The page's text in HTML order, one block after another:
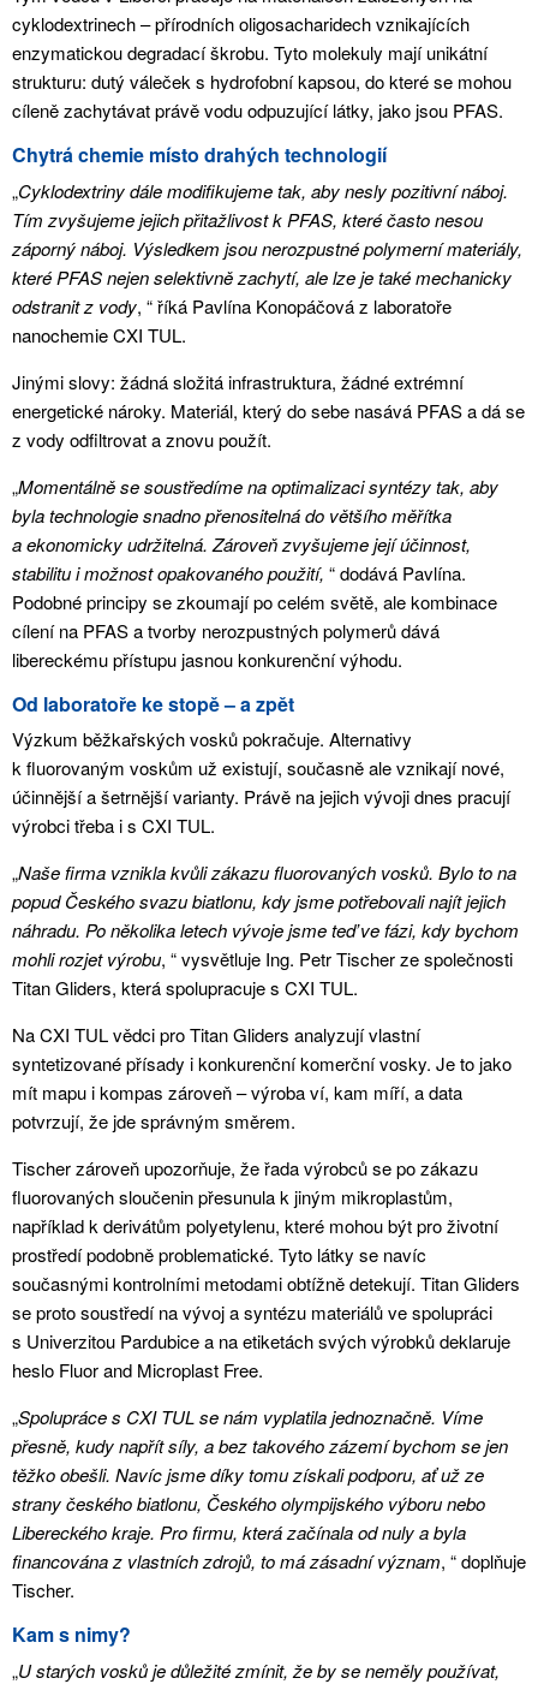
cyklodextrinech – přírodních oligosacharidech vznikajících
enzymatickou degradací škrobu. Tyto molekuly mají unikátní
strukturu: dutý váleček s hydrofobní kapsou, do které se mohou
cíleně zachytávat právě vodu odpuzující látky, jako jsou PFAS.
Chytrá chemie místo drahých technologií
„Cyklodextriny dále modifikujeme tak, aby nesly pozitivní náboj.
Tím zvyšujeme jejich přitažlivost k PFAS, které často nesou
záporný náboj. Výsledkem jsou nerozpustné polymerní materiály,
které PFAS nejen selektivně zachytí, ale lze je také mechanicky
odstranit z vody, “ říká Pavlína Konopáčová z laboratoře
nanochemie CXI TUL.
Jinými slovy: žádná složitá infrastruktura, žádné extrémní
energetické nároky. Materiál, který do sebe nasává PFAS a dá se
z vody odfiltrovat a znovu použít.
„Momentálně se soustředíme na optimalizaci syntézy tak, aby
byla technologie snadno přenositelná do většího měřítka
a ekonomicky udržitelná. Zároveň zvyšujeme její účinnost,
stabilitu i možnost opakovaného použití, “ dodává Pavlína.
Podobné principy se zkoumají po celém světě, ale kombinace
cílení na PFAS a tvorby nerozpustných polymerů dává
libereckému přístupu jasnou konkurenční výhodu.
Od laboratoře ke stopě – a zpět
Výzkum běžkařských vosků pokračuje. Alternativy
k fluorovaným voskům už existují, současně ale vznikají nové,
účinnější a šetrnější varianty. Právě na jejich vývoji dnes pracují
výrobci třeba i s CXI TUL.
„Naše firma vznikla kvůli zákazu fluorovaných vosků. Bylo to na
popud Českého svazu biatlonu, kdy jsme potřebovali najít jejich
náhradu. Po několika letech vývoje jsme teď ve fázi, kdy bychom
mohli rozjet výrobu, “ vysvětluje Ing. Petr Tischer ze společnosti
Titan Gliders, která spolupracuje s CXI TUL.
Na CXI TUL vědci pro Titan Gliders analyzují vlastní
syntetizované přísady i konkurenční komerční vosky. Je to jako
mít mapu i kompas zároveň – výroba ví, kam míří, a data
potvrzují, že jde správným směrem.
Tischer zároveň upozorňuje, že řada výrobců se po zákazu
fluorovaných sloučenin přesunula k jiným mikroplastům,
například k derivátům polyetylenu, které mohou být pro životní
prostředí podobně problematické. Tyto látky se navíc
současnými kontrolními metodami obtížně detekují. Titan Gliders
se proto soustředí na vývoj a syntézu materiálů ve spolupráci
s Univerzitou Pardubice a na etiketách svých výrobků deklaruje
heslo Fluor and Microplast Free.
„Spolupráce s CXI TUL se nám vyplatila jednoznačně. Víme
přesně, kudy napřít síly, a bez takového zázemí bychom se jen
těžko obešli. Navíc jsme díky tomu získali podporu, ať už ze
strany českého biatlonu, Českého olympijského výboru nebo
Libereckého kraje. Pro firmu, která začínala od nuly a byla
financována z vlastních zdrojů, to má zásadní význam, “ doplňuje
Tischer.
Kam s nimy?
„U starých vosků je důležité zmínit, že by se neměly používat,